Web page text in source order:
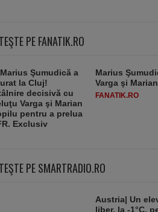
PE FANATIK.RO
Marius
Varga şi
FANATIK.RO
PE SMARTRADIO.RO
Austria| Un
liber, la -1°C,